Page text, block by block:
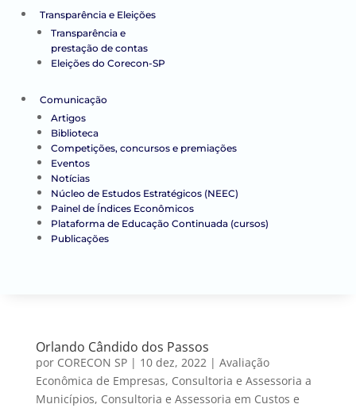
Transparência e Eleições
Transparência e
prestação de contas
Eleições do Corecon-SP
Comunicação
Artigos
Biblioteca
Competições, concursos e premiações
Eventos
Notícias
Núcleo de Estudos Estratégicos (NEEC)
Painel de Índices Econômicos
Plataforma de Educação Continuada (cursos)
Publicações
Orlando Cândido dos Passos
por CORECON SP| 10 dez, 2022| Avaliação
Econômica de Empresas, Consultoria e Assessoria a
Municípios, Consultoria e Assessoria em Custos e